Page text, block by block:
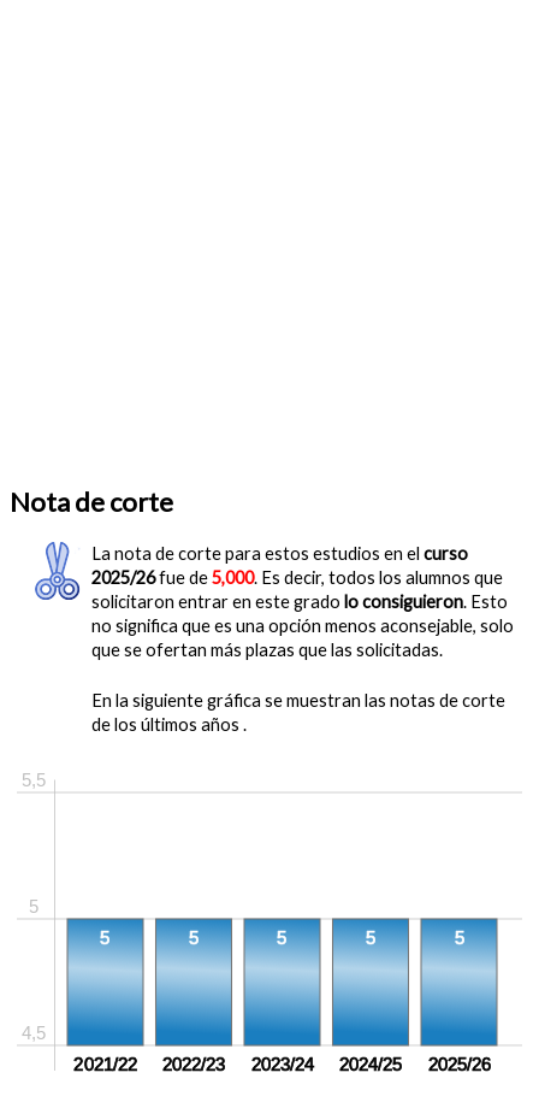
Nota de corte
La nota de corte para estos estudios en el curso
2025/26fue de5,000. Es decir, todos los alumnos que
solicitaron entrar en este grado lo consiguieron. Esto
no significa que es una opción menos aconsejable, solo
que se ofertan más plazas que las solicitadas.
En la siguiente gráfica se muestran las notas de corte
de los últimos años .
5,5
4,5
5
5
5 5 5 5
2021/22 2022/23 2023/24 2024/25 2025/26